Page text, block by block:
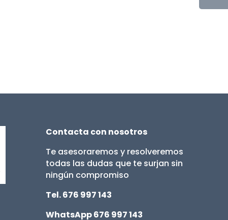
Contacta con nosotros
Te asesoraremos y resolveremos
todas las dudas que te surjan sin
ningún compromiso
Tel. 676 997 143
WhatsApp 676 997 143